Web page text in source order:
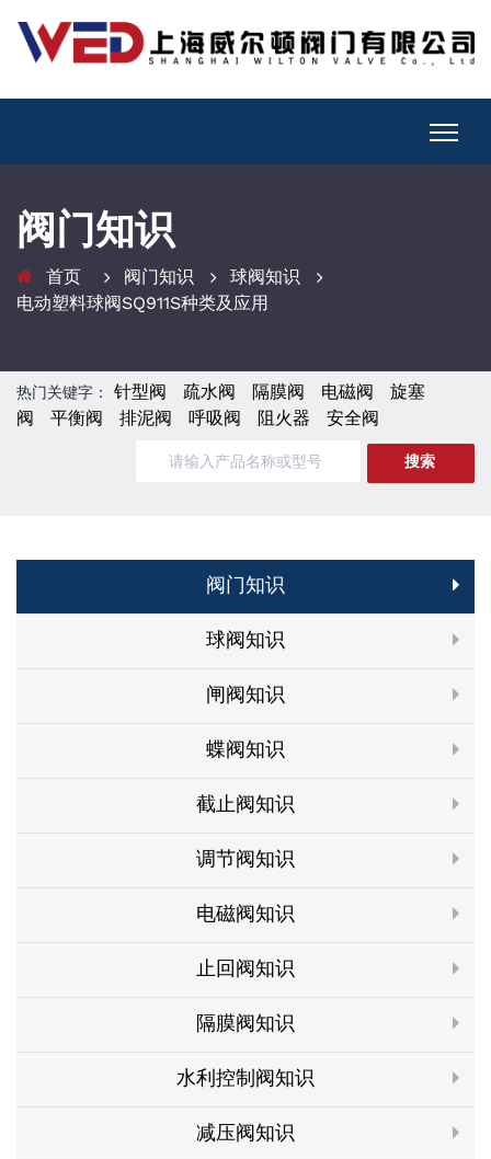
阀门知识
首页 阀门知识
球阀知识
电动塑料球阀SQ911S种类及应用
热门关键字： 针型阀 疏水阀 隔膜阀 电磁阀
旋塞
阀
平衡阀 排泥阀 呼吸阀 阻火器 安全阀
搜索
阀门知识
球阀知识
闸阀知识
蝶阀知识
截止阀知识
调节阀知识
电磁阀知识
止回阀知识
隔膜阀知识
水利控制阀知识
减压阀知识